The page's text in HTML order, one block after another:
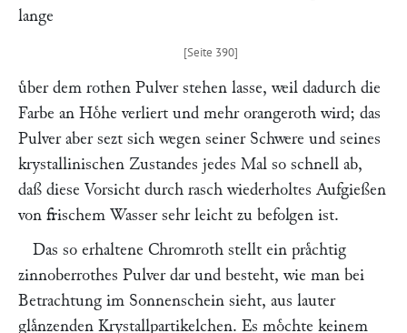
lange
uͤber dem rothen Pulver stehen lasse, weil dadurch die
Farbe an Hoͤhe verliert und mehr orangeroth wird; das
Pulver aber sezt sich wegen seiner Schwere und seines
krystallinischen Zustandes jedes Mal so schnell ab,
daß diese Vorsicht durch rasch wiederholtes Aufgießen
von frischem Wasser sehr leicht zu befolgen ist.
Das so erhaltene Chromroth stellt ein praͤchtig
zinnoberrothes Pulver dar und besteht, wie man bei
Betrachtung im Sonnenschein sieht, aus lauter
glaͤnzenden Krystallpartikelchen. Es moͤchte keinem